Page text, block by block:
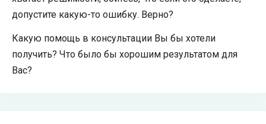
допустите какую-то ошибку. Верно?
Какую помощь в консультации Вы бы хотели
получить? Что было бы хорошим результатом для
Вас?